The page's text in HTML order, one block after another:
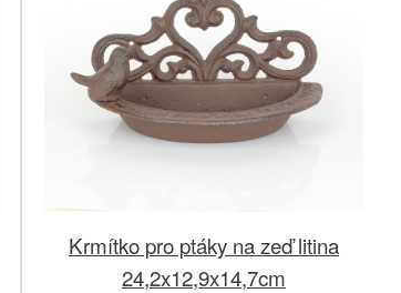
Krmítko pro ptáky na zeď litina
24,2x12,9x14,7cm